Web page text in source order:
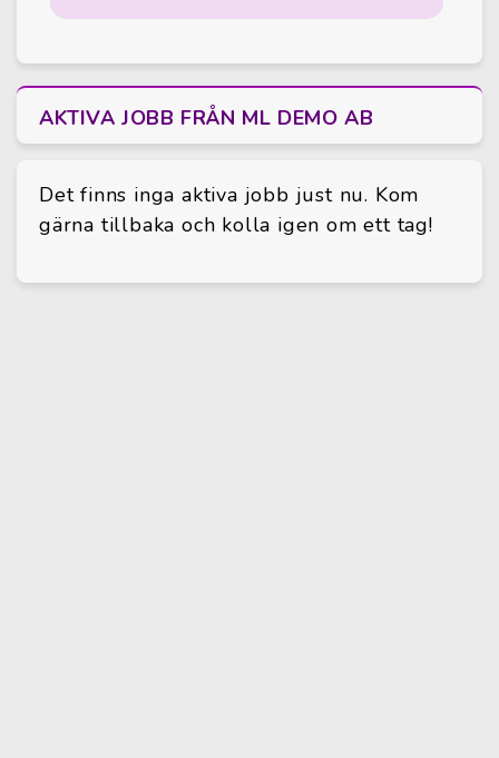
AKTIVA JOBB FRÅN ML DEMO AB
Det finns inga aktiva jobb just nu. Kom
gärna tillbaka och kolla igen om ett tag!